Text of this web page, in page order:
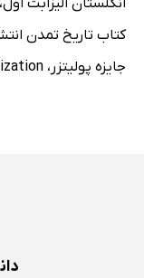
VI زندگی و ادبیات در هلند
فصل نوزدهم: ترقی
کتاب تاریخ تمدن
جایزه پولیتزر ،